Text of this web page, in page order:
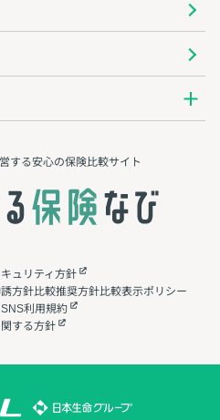
する安心の保険⽐較サイト
ュリティ方針
方針比較推奨方針比較表示ポリシー
SNS利用規約
する方針